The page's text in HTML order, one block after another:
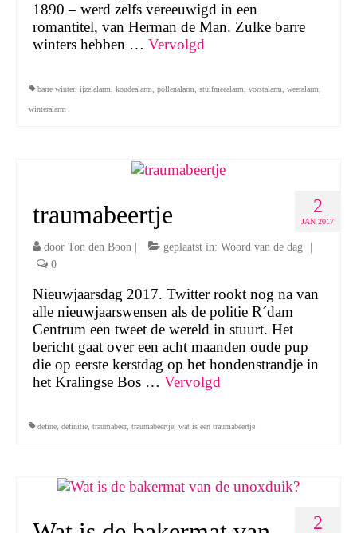
1890 – werd zelfs vereeuwigd in een
romantitel, van Herman de Man. Zulke barre
winters hebben … Vervolgd
barre winter, ijzelalarm koudealarm pollenalarm stuifmeealarm vorstalarm weeralarm
winteralarm
2
JAN 2017
traumabeertje
door Ton den Boon geplaatst in: Woord van de dag
0
Nieuwjaarsdag 2017. Twitter rookt nog na van
alle nieuwjaarswensen als de politie R´dam
Centrum een tweet de wereld in stuurt. Het
bericht gaat over een acht maanden oude pup
die op eerste kerstdag op het hondenstrandje in
het Kralingse Bos … Vervolgd
define definitie traumabeer, traumabeertje wat is een traumabeertje
2